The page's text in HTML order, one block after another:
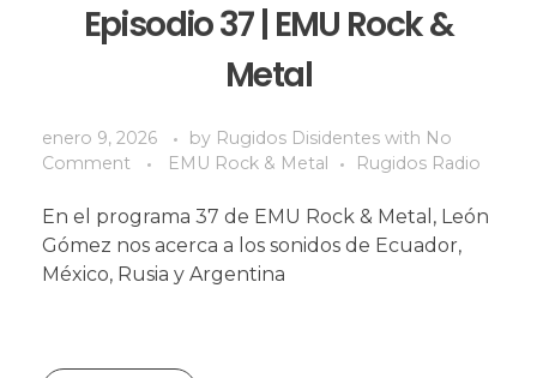
Episodio 37 | EMU Rock &
Metal
enero 9, 2026 by Rugidos Disidentes with No
Comment
EMU Rock & Metal Rugidos Radio
En el programa 37 de EMU Rock & Metal, León
Gómez nos acerca a los sonidos de Ecuador,
México, Rusia y Argentina